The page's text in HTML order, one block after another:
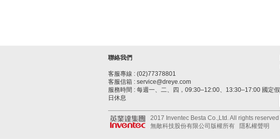
聯絡我們
客服專線 : (02)77378801
客服信箱 : service@dreye.com
服務時間 : 每週一、二、四，09:30–12:00、13:30–17:00 國定假
日休息
2017 Inventec Besta Co.,Ltd. All rights reserved
無敵科技股份有限公司版權所有
隱私權聲明